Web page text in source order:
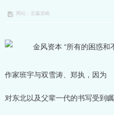
网站：宏赢策略
作家班宇与双雪涛、郑执，因为
对东北以及父辈一代的书写受到